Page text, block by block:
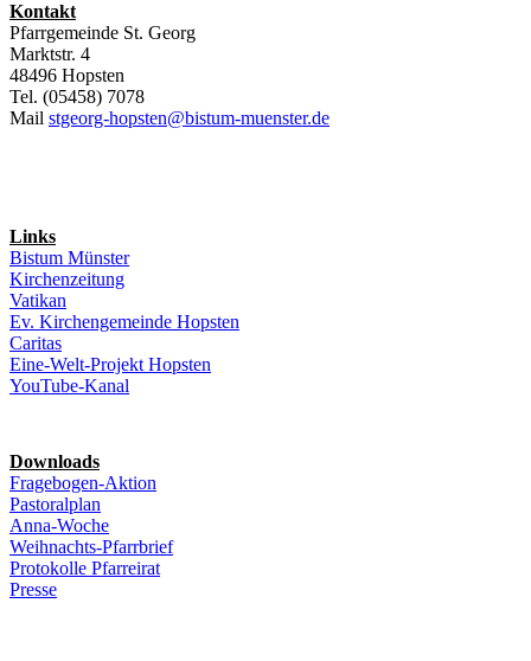
Kontakt
Pfarrgemeinde St. Georg
Marktstr. 4
48496 Hopsten
Tel. (05458) 7078
Mail stgeorg-hopsten@bistum-muenster.de
Links
Bistum Münster
Kirchenzeitung
Vatikan
Ev. Kirchengemeinde Hopsten
Caritas
Eine-Welt-Projekt Hopsten
YouTube-Kanal
Downloads
Fragebogen-Aktion
Pastoralplan
Anna-Woche
Weihnachts-Pfarrbrief
Protokolle Pfarreirat
Presse